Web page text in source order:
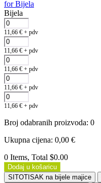
Bijela
11,66 € + pdv
11,66 € + pdv
11,66 € + pdv
11,66 € + pdv
11,66 € + pdv
Broj odabranih proizvoda: 0
Ukupna cijena: 0,00 €
0 Items, Total $0.00
Dodaj u košaricu
SITOTISAK na bijele majice